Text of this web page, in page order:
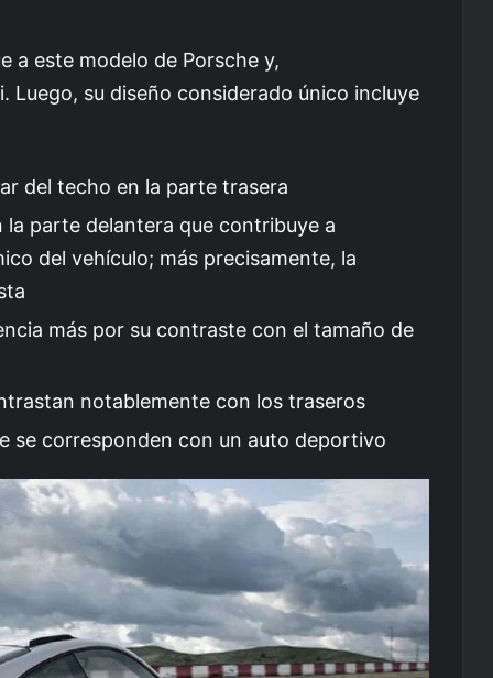
a este modelo de Porsche y,
Luego, su diseño considerado único incluye
del techo en la parte trasera
la parte delantera que contribuye a
del vehículo; más precisamente, la
más por su contraste con el tamaño de
notablemente con los traseros
se corresponden con un auto deportivo